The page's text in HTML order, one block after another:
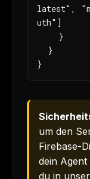
latest",
uth"]
}
um den
Firebase-
dein
du in